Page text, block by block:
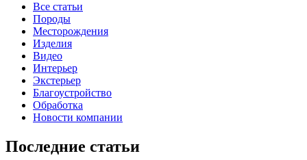
Все статьи
Породы
Месторождения
Изделия
Видео
Интерьер
Экстерьер
Благоустройство
Обработка
Новости компании
Последние статьи